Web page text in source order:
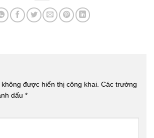
được hiển thị công khai. Các trường
dấu *